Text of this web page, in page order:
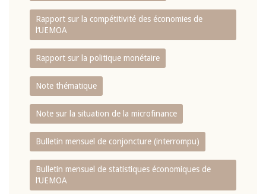
Rapport sur la compétitivité des économies de
l‘UEMOA
Rapport sur la politique monétaire
Note thématique
Note sur la situation de la microfinance
Bulletin mensuel de conjoncture (interrompu)
Bulletin mensuel de statistiques économiques de
l‘UEMOA